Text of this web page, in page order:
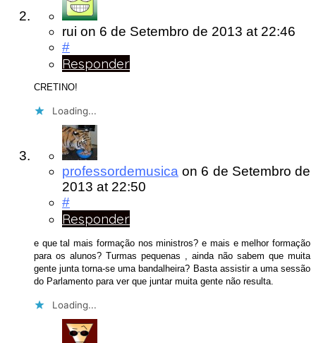
rui on 6 de Setembro de 2013 at 22:46
#
Responder
CRETINO!
Loading...
professordemusica on 6 de Setembro de
2013 at 22:50
#
Responder
e que tal mais formação nos ministros? e mais e melhor formação
para os alunos? Turmas pequenas , ainda não sabem que muita
gente junta torna-se uma bandalheira? Basta assistir a uma sessão
do Parlamento para ver que juntar muita gente não resulta.
Loading...